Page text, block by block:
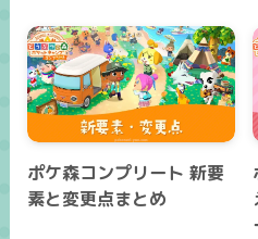
ポケ森コンプリート 新要
素と変更点まとめ